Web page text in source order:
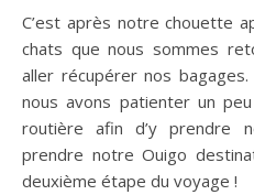
C’est après notre chouette
chats que nous sommes
aller récupérer nos
nous avons patienter un
routière afin d’y prendre
prendre notre Ouigo
deuxième étape du voyage !